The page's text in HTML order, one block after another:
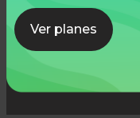
Ver planes
Lo que